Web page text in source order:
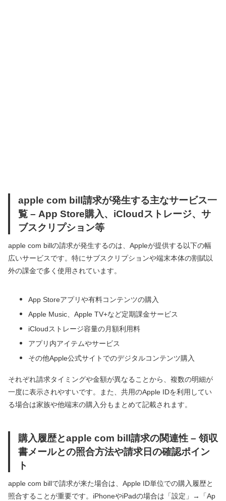
apple com bill請求が発生する主なサービス一
覧 – App Store購入、iCloudストレージ、サ
ブスクリプション等
apple com billの請求が発生するのは、Appleが提供する以下の幅
広いサービスです。特にサブスクリプションや端末本体の割賦以
外の課金で多く使用されています。
App Storeアプリや有料コンテンツの購入
Apple Music、Apple TV+など定期課金サービス
iCloudストレージ容量の月額利用料
アプリ内アイテムやサービス
その他Apple公式サイトでのデジタルコンテンツ購入
それぞれ請求タイミングや金額が異なることから、複数の明細が
一度に表示されやすいです。また、共用のApple IDを利用してい
る場合は家族や他端末の購入分もまとめて記載されます。
購入履歴とapple com bill請求の関連性 – 領収
書メールとの照合方法や請求日の確認ポイン
ト
apple com billで請求が来た場合は、Apple ID単位での購入履歴と
照合することが重要です。iPhoneやiPadの場合は「設定」→「Ap